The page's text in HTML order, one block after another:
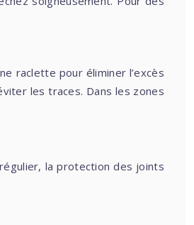
raclette pour éliminer l’excès
les traces. Dans les zones
la protection des joints